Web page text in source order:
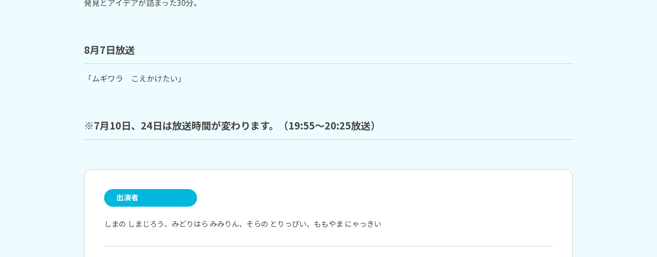
発見とアイデアが詰まった30分。
8月7日放送
「ムギワラ こえかけたい」
※7月10日、24日は放送時間が変わります。（19:55～20:25放送）
出演者
しまの しまじろう、みどりはら みみりん、そらの とりっぴい、ももやま にゃっきい